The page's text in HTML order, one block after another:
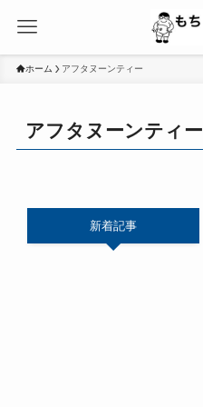
ホーム アフタヌーンティー
アフタヌーンティー
新着記事